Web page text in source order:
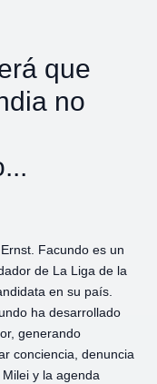
que
no
Facundo es un
de La Liga de la
en su país.
ha desarrollado
generando
conciencia, denuncia
y la agenda